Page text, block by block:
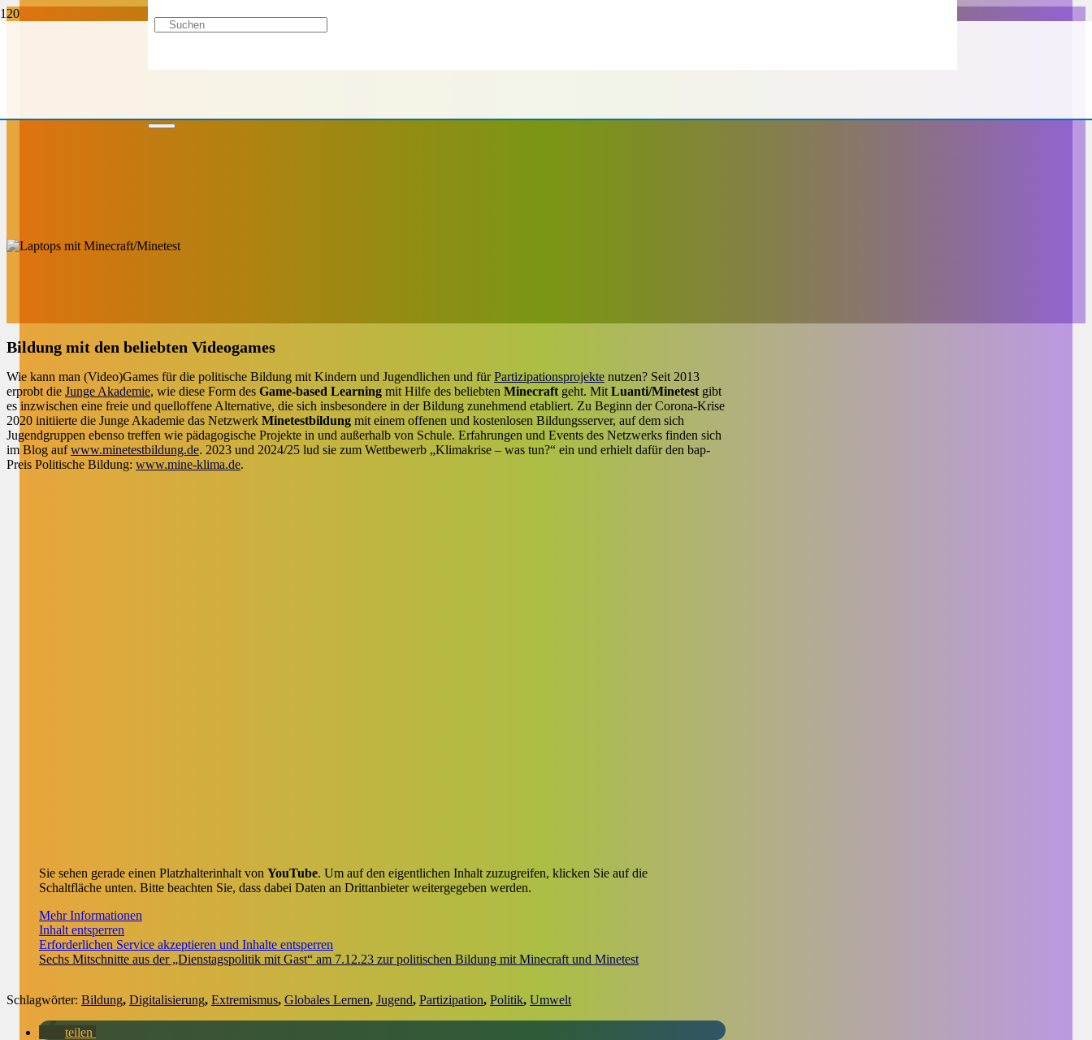
Bildung mit den beliebten Videogames
Wie kann man (Video)Games für die politische Bildung mit Kindern und Jugendlichen und fürPartizipationsprojekte nutzen? Seit 2013
erprobt die Junge Akademie, wie diese Form des Game-based Learning mit Hilfe des beliebten Minecraft geht. Mit Luanti/Minetest gibt
es inzwischen eine freie und quelloffene Alternative, die sich insbesondere in der Bildung zunehmend etabliert. Zu Beginn der Corona-Krise
2020 initiierte die Junge Akademie das Netzwerk Minetestbildung mit einem offenen und kostenlosen Bildungsserver, auf dem sich
Jugendgruppen ebenso treffen wie pädagogische Projekte in und außerhalb von Schule. Erfahrungen und Events des Netzwerks finden sich
im Blog aufwww.minetestbildung.de. 2023 und 2024/25 lud sie zum Wettbewerb „Klimakrise – was tun?“ ein und erhielt dafür den bap-
Preis Politische Bildung: www.mine-klima.de.
Sie sehen gerade einen Platzhalterinhalt von YouTube. Um auf den eigentlichen Inhalt zuzugreifen, klicken Sie auf die
Schaltfläche unten. Bitte beachten Sie, dass dabei Daten an Drittanbieter weitergegeben werden.
Mehr Informationen
Inhalt entsperren
Erforderlichen Service akzeptieren und Inhalte entsperren
Sechs Mitschnitte aus der „Dienstagspolitik mit Gast“ am 7.12.23 zur politischen Bildung mit Minecraft und Minetest
Schlagwörter: Bildung, Digitalisierung, Extremismus, Globales Lernen, Jugend, Partizipation, Politik, Umwelt
teilen